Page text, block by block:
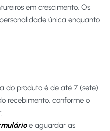
em crescimento. Os
única enquanto
do produto é de até 7 (sete)
recebimento, conforme o
e aguardar as